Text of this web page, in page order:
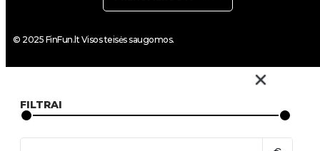
© 2025 FinFun.lt Visos teisės saugomos.
FILTRAI